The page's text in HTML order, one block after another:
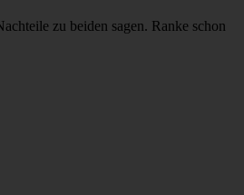
zu beiden sagen. Ranke schon